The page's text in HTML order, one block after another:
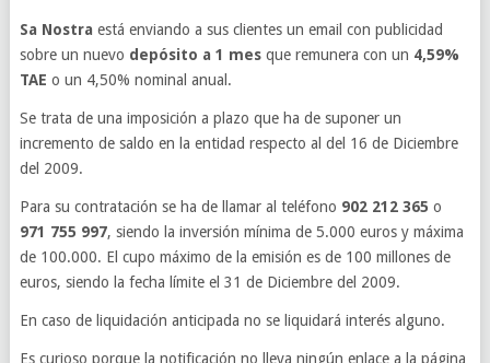
Sa Nostra está enviando a sus clientes un email con publicidad
sobre un nuevo depósito a 1 mesque remunera con un 4,59%
TAE o un 4,50% nominal anual.
Se trata de una imposición a plazo que ha de suponer un
incremento de saldo en la entidad respecto al del 16 de Diciembre
del 2009.
Para su contratación se ha de llamar al teléfono 902 212 365 o
971 755 997, siendo la inversión mínima de 5.000 euros y máxima
de 100.000. El cupo máximo de la emisión es de 100 millones de
euros, siendo la fecha límite el 31 de Diciembre del 2009.
En caso de liquidación anticipada no se liquidará interés alguno.
Es curioso porque la notificación no lleva ningún enlace a la página